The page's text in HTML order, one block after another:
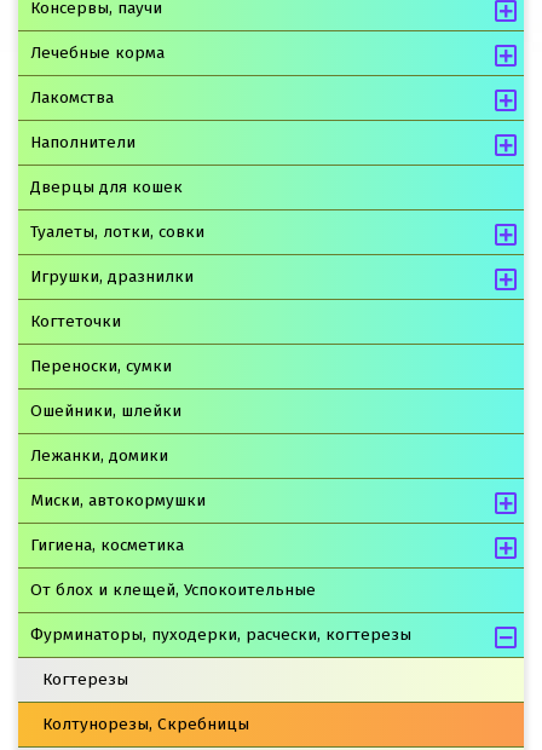
Консервы, паучи
Лечебные корма
Лакомства
Наполнители
Дверцы для кошек
Туалеты, лотки, совки
Игрушки, дразнилки
Когтеточки
Переноски, сумки
Ошейники, шлейки
Лежанки, домики
Миски, автокормушки
Гигиена, косметика
От блох и клещей, Успокоительные
Фурминаторы, пуходерки, расчески, когтерезы
Когтерезы
Колтунорезы, Скребницы